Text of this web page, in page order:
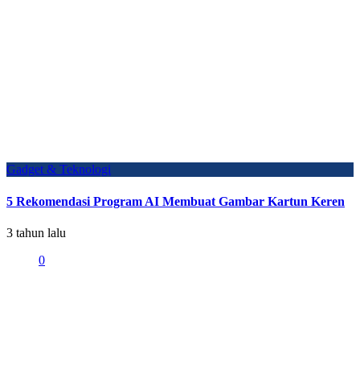
Gadget & Teknologi
5 Rekomendasi Program AI Membuat Gambar Kartun Keren
3 tahun lalu
0